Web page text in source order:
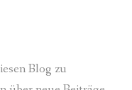
Blog zu